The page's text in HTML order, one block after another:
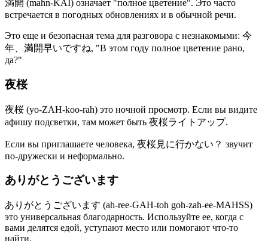
満開 (mahn-KAI) означает "полное цветение". Это часто
встречается в погодных обновлениях и в обычной речи.
Это еще и безопасная тема для разговора с незнакомыми: 今
年、満開早いですね, "В этом году полное цветение рано,
да?"
夜桜
夜桜 (yo-ZAH-koo-rah) это ночной просмотр. Если вы видите
афишу подсветки, там может быть 夜桜ライトアップ.
Если вы приглашаете человека, 夜桜見に行かない？ звучит
по-дружески и неформально.
ありがとうございます
ありがとうございます (ah-ree-GAH-toh goh-zah-ee-MAHSS)
это универсальная благодарность. Используйте ее, когда с
вами делятся едой, уступают место или помогают что-то
найти.